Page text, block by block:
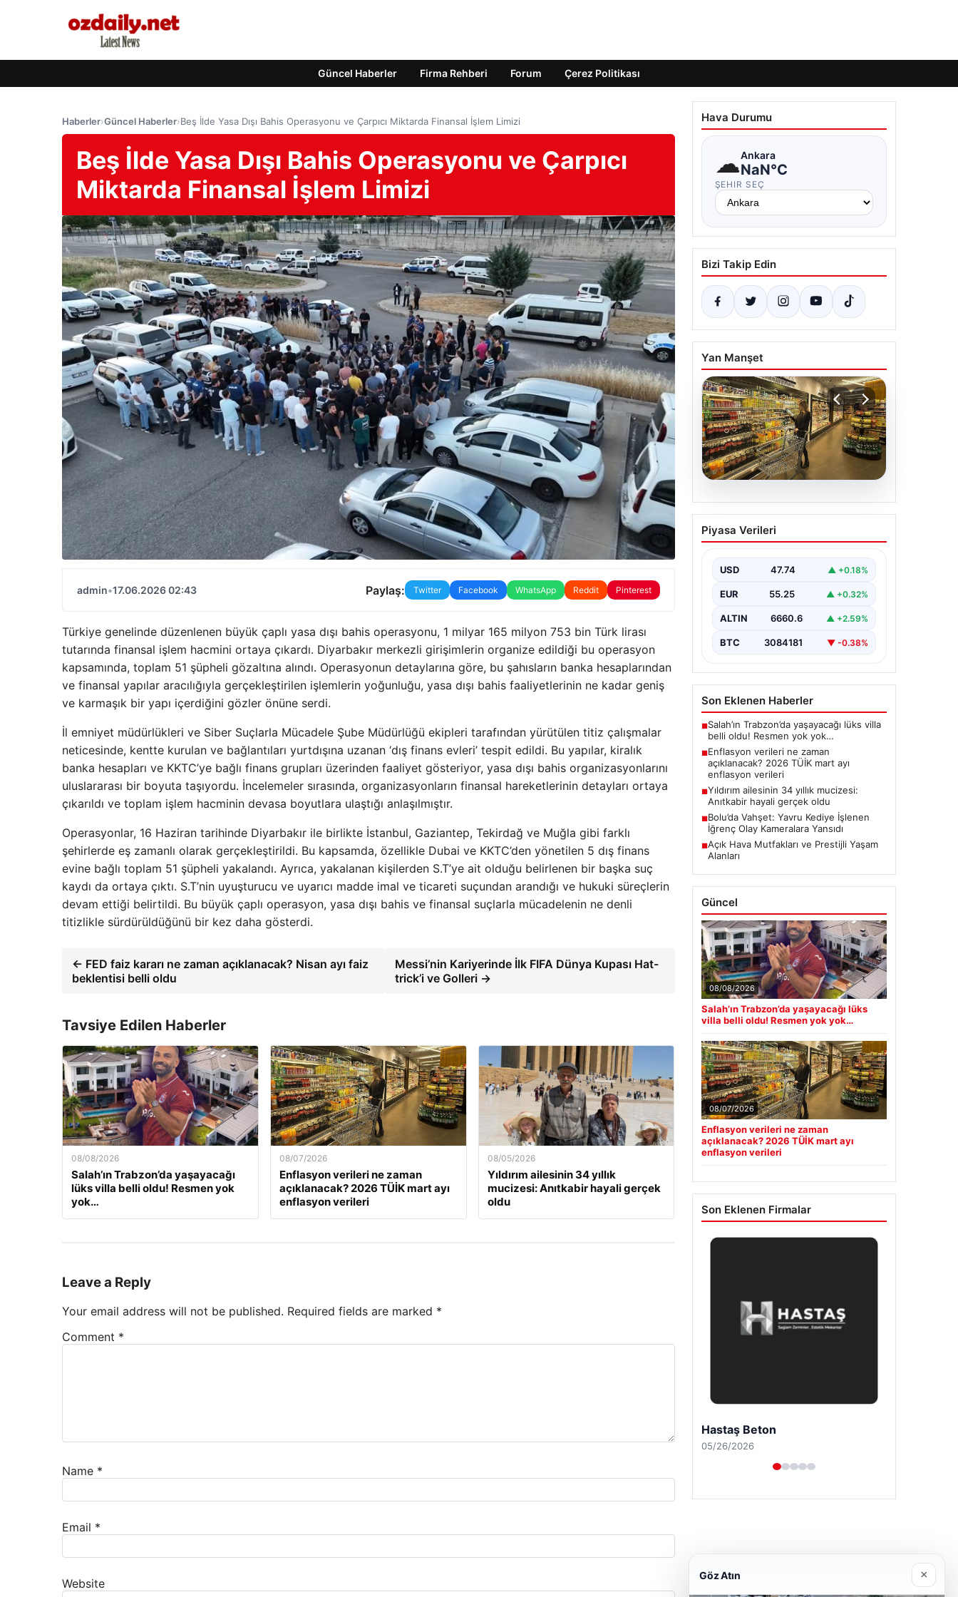
Güncel Haberler Firma Rehberi Forum Çerez Politikası
Haberler›Güncel Haberler›Beş İlde Yasa Dışı Bahis Operasyonu ve Çarpıcı Miktarda Finansal İşlem Limizi
Beş İlde Yasa Dışı Bahis Operasyonu ve Çarpıcı
Miktarda Finansal İşlem Limizi
admin•17.06.2026 02:43 Paylaş: Twitter Facebook WhatsApp Reddit Pinterest
Türkiye genelinde düzenlenen büyük çaplı yasa dışı bahis operasyonu, 1 milyar 165 milyon 753 bin Türk lirası
tutarında finansal işlem hacmini ortaya çıkardı. Diyarbakır merkezli girişimlerin organize edildiği bu operasyon
kapsamında, toplam 51 şüpheli gözaltına alındı. Operasyonun detaylarına göre, bu şahısların banka hesaplarından
ve finansal yapılar aracılığıyla gerçekleştirilen işlemlerin yoğunluğu, yasa dışı bahis faaliyetlerinin ne kadar geniş
ve karmaşık bir yapı içerdiğini gözler önüne serdi.
İl emniyet müdürlükleri ve Siber Suçlarla Mücadele Şube Müdürlüğü ekipleri tarafından yürütülen titiz çalışmalar
neticesinde, kentte kurulan ve bağlantıları yurtdışına uzanan ‘dış finans evleri’ tespit edildi. Bu yapılar, kiralık
banka hesapları ve KKTC’ye bağlı finans grupları üzerinden faaliyet gösteriyor, yasa dışı bahis organizasyonlarını
uluslararası bir boyuta taşıyordu. İncelemeler sırasında, organizasyonların finansal hareketlerinin detayları ortaya
çıkarıldı ve toplam işlem hacminin devasa boyutlara ulaştığı anlaşılmıştır.
Operasyonlar, 16 Haziran tarihinde Diyarbakır ile birlikte İstanbul, Gaziantep, Tekirdağ ve Muğla gibi farklı
şehirlerde eş zamanlı olarak gerçekleştirildi. Bu kapsamda, özellikle Dubai ve KKTC’den yönetilen 5 dış finans
evine bağlı toplam 51 şüpheli yakalandı. Ayrıca, yakalanan kişilerden S.T’ye ait olduğu belirlenen bir başka suç
kaydı da ortaya çıktı. S.T’nin uyuşturucu ve uyarıcı madde imal ve ticareti suçundan arandığı ve hukuki süreçlerin
devam ettiği belirtildi. Bu büyük çaplı operasyon, yasa dışı bahis ve finansal suçlarla mücadelenin ne denli
titizlikle sürdürüldüğünü bir kez daha gösterdi.
← FED faiz kararı ne zaman açıklanacak? Nisan ayı faiz
beklentisi belli oldu
Messi’nin Kariyerinde İlk FIFA Dünya Kupası Hat-
trick’i ve Golleri →
Tavsiye Edilen Haberler
08/08/2026
Salah’ın Trabzon’da yaşayacağı
lüks villa belli oldu! Resmen yok
yok…
08/07/2026
Enflasyon verileri ne zaman
açıklanacak? 2026 TÜİK mart ayı
enflasyon verileri
08/05/2026
Yıldırım ailesinin 34 yıllık
mucizesi: Anıtkabir hayali gerçek
oldu
Leave a Reply
Your email address will not be published. Required fields are marked *
Comment *
Name *
Email *
Website
Hava Durumu
☁Ankara
NaN°C
ŞEHIR SEÇ
Bizi Takip Edin
Yan Manşet
07.08.2026
Enflasyon verileri ne
zaman açıklanacak?
enflasyon verileri
Piyasa Verileri
USD 47.74 ▲ +0.18%
EUR 55.25 ▲ +0.32%
ALTIN 6660.6 ▲ +2.59%
BTC 3084181 ▼ -0.38%
Son Eklenen Haberler
■Salah’ın Trabzon’da yaşayacağı lüks villa
belli oldu! Resmen yok yok…
■Enflasyon verileri ne zaman
açıklanacak? 2026 TÜİK mart ayı
enflasyon verileri
■Yıldırım ailesinin 34 yıllık mucizesi:
Anıtkabir hayali gerçek oldu
■Bolu’da Vahşet: Yavru Kediye İşlenen
İğrenç Olay Kameralara Yansıdı
■Açık Hava Mutfakları ve Prestijli Yaşam
Alanları
Güncel
08/08/2026
Salah’ın Trabzon’da yaşayacağı lüks
villa belli oldu! Resmen yok yok…
08/07/2026
Enflasyon verileri ne zaman
açıklanacak? 2026 TÜİK mart ayı
enflasyon verileri
Son Eklenen Firmalar
Prenses Night Club
04/29/2026
Göz Atın ×